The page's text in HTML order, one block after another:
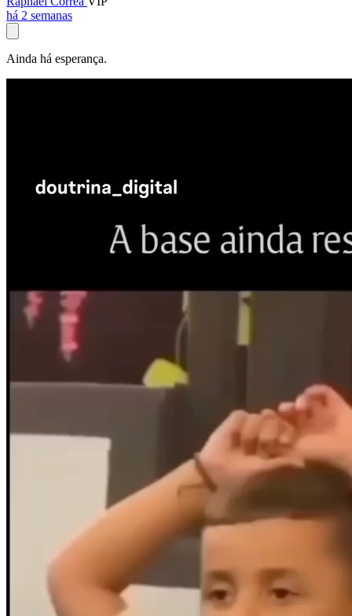
há 2 semanas
Ainda há esperança.